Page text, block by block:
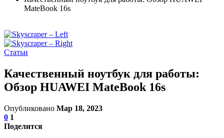
MateBook 16s
Статьи
Качественный ноутбук для работы:
Обзор HUAWEI MateBook 16s
Опубликовано Мар 18, 2023
0 1
Поделится